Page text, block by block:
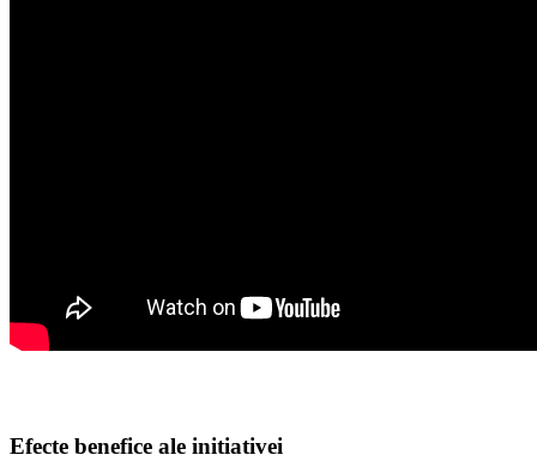
Efecte benefice ale inițiativei